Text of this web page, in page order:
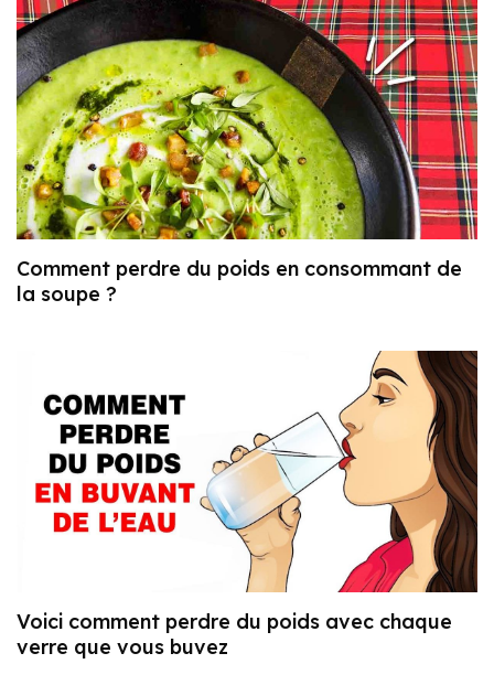
Comment perdre du poids en consommant de
la soupe ?
Voici comment perdre du poids avec chaque
verre que vous buvez